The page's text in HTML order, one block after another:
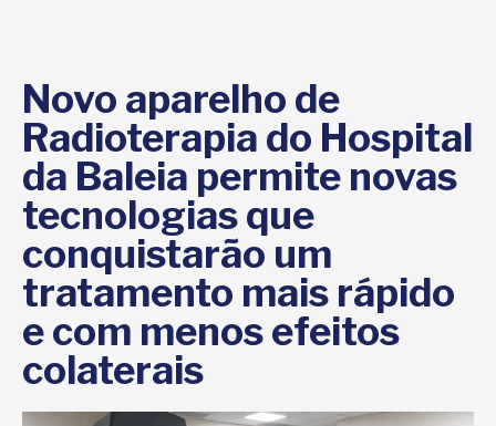
Novo aparelho de
Radioterapia do Hospital
da Baleia permite novas
tecnologias que
conquistarão um
tratamento mais rápido
e com menos efeitos
colaterais